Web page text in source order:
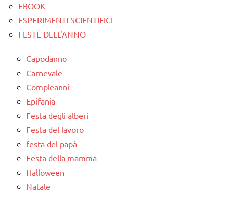
EBOOK
ESPERIMENTI SCIENTIFICI
FESTE DELL'ANNO
Capodanno
Carnevale
Compleanni
Epifania
Festa degli alberi
Festa del lavoro
festa del papà
Festa della mamma
Halloween
Natale